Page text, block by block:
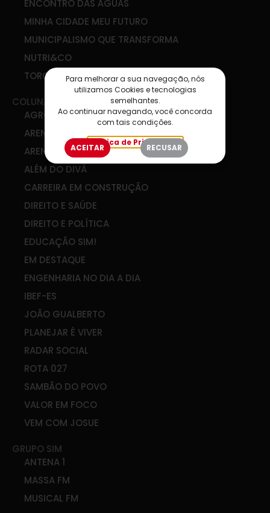
ENCONTRO DAS ÁGUAS
MINHA CIDADE MEU FUTURO
MUNICIPALISMO QUE TRANSFORMA
NUTRI&CO
TORCIDA SIM
COLUNAS
AGRO & COOP
ARENA DE IDEIAS
ARENA DIGITAL
ALÉM DO DIVÃ
CARREIRA EM CONSTRUÇÃO
DIREITO E SAÚDE
DIREITO E POLÍTICA
EDUCAÇÃO SIM!
EM DESTAQUE
ENGENHARIA NO DIA A DIA
IBEF-ES
JOÃO GUALBERTO
PLANEJAR É VIVER
RADAR SOCIAL
ROTA 027
SAMBÃO DO POVO
VALOR EM FOCO
VEM COM JOSUE
GRUPO SIM
ANTENA 1
MASSA FM
MUSICAL FM
Para melhorar a sua navegação, nós
utilizamos Cookies e tecnologias
semelhantes.
Ao continuar navegando, você concorda
com tais condições.
Política de Privacidade
ACEITAR RECUSAR